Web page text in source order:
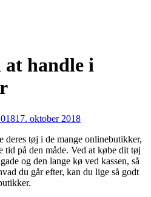
at handle i
17. oktober 2018
deres tøj i de mange onlinebutikker,
tid på den måde. Ved at købe dit tøj
og den lange kø ved kassen, så
du går efter, kan du lige så godt